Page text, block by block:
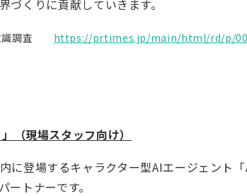
くりに貢献していきます。
識調査 https://prtimes.jp/main/html/rd/p/
（現場スタッフ向け）
に登場するキャラクター型AIエージェント
トナーです。